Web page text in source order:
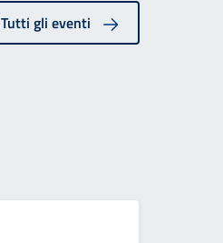
Tutti gli eventi